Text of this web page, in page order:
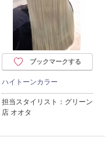
ブックマークする
ハイトーンカラー
担当スタイリスト：グリーン
店 オオタ